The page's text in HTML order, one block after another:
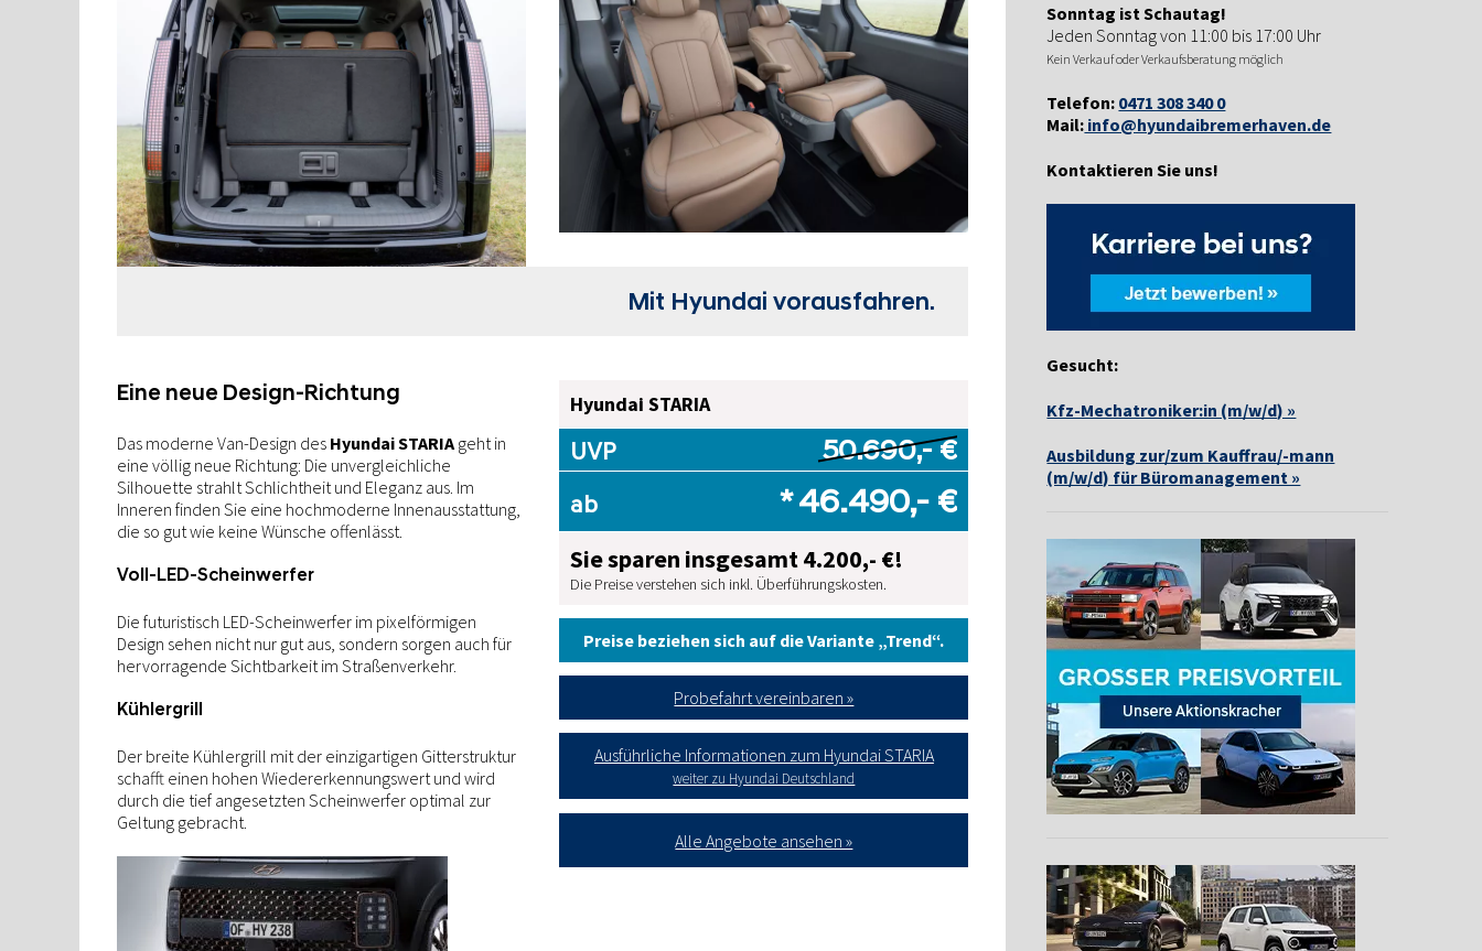
Mit Hyundai vorausfahren.
Eine neue Design-Richtung
Das moderne Van-Design desHyundai STARIAgeht in
eine völlig neue Richtung: Die unvergleichliche
Silhouette strahlt Schlichtheit und Eleganz aus. Im
Inneren finden Sie eine hochmoderne Innenausstattung,
die so gut wie keine Wünsche offenlässt.
Voll-LED-Scheinwerfer
Die futuristisch LED-Scheinwerfer im pixelförmigen
Design sehen nicht nur gut aus, sondern sorgen auch für
hervorragende Sichtbarkeit im Straßenverkehr.
Kühlergrill
Der breite Kühlergrill mit der einzigartigen Gitterstruktur
schafft einen hohen Wiedererkennungswert und wird
durch die tief angesetzten Scheinwerfer optimal zur
Geltung gebracht.
Hyundai STARIA
UVP
50.690,- €
ab * 46.490,- €
Sie sparen insgesamt 4.200,- €!
Die Preise verstehen sich inkl. Überführungskosten.
Preise beziehen sich auf die Variante „Trend“.
Probefahrt vereinbaren »
Ausführliche Informationen zum Hyundai STARIA
weiter zu Hyundai Deutschland
Alle Angebote ansehen »
Sonntag ist Schautag!
Jeden Sonntag von 11:00 bis 17:00 Uhr
Kein Verkauf oder Verkaufsberatung möglich
Telefon: 0471 308 340 0
Mail: info@hyundaibremerhaven.de
Kontaktieren Sie uns!
Gesucht:
Kfz-Mechatroniker:in (m/w/d) »
Ausbildung zur/zum Kauffrau/-mann
(m/w/d) für Büromanagement »